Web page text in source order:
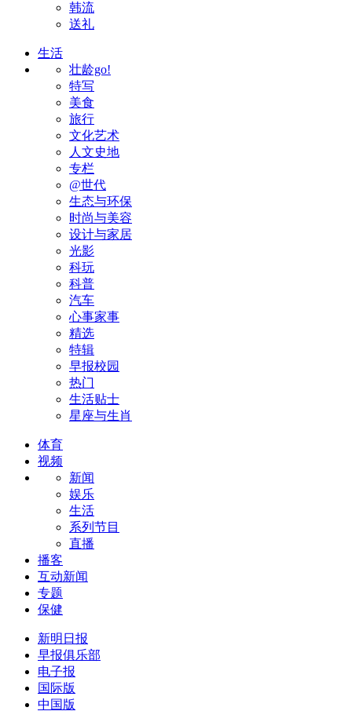
韩流
送礼
生活
壮龄go!
特写
美食
旅行
文化艺术
人文史地
专栏
@世代
生态与环保
时尚与美容
设计与家居
光影
科玩
科普
汽车
心事家事
精选
特辑
早报校园
热门
生活贴士
星座与生肖
体育
视频
新闻
娱乐
生活
系列节目
直播
播客
互动新闻
专题
保健
新明日报
早报俱乐部
电子报
国际版
中国版